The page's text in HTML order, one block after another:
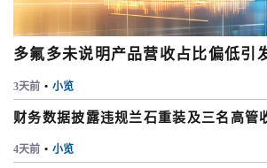
多氟多未说明产品营收占比偏低引
3天前 • 小览
财务数据披露违规兰石重装及三名高管
4天前 • 小览